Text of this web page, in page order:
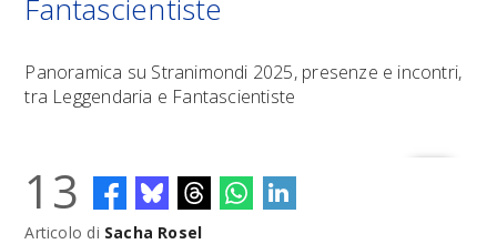
Fantascientiste
Panoramica su Stranimondi 2025, presenze e incontri,
tra Leggendaria e Fantascientiste
13
Articolo di Sacha Rosel